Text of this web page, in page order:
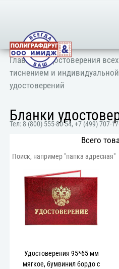
Тел: 8 (800) 555-80-54,+7 (499) 707-
Главная/Удостоверения
тиснением и
удостоверений
Бланки
Всего
Удостоверения 95*65 мм
мягкое, бумвинил бордо с